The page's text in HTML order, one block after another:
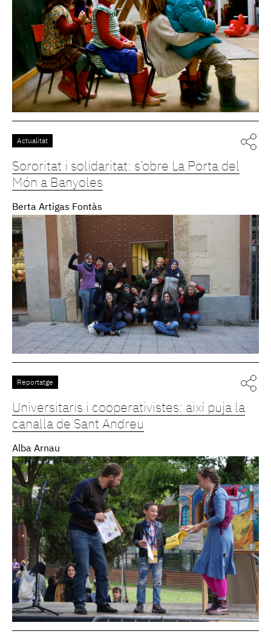
Actualitat
Sororitat i solidaritat: s’obre La Porta del
Món a Banyoles
Berta Artigas Fontàs
Reportatge
Universitaris i cooperativistes: així puja la
canalla de Sant Andreu
Alba Arnau